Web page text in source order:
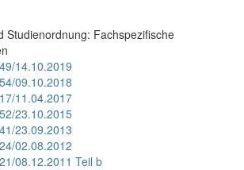
Studienordnung: Fachspezifische
14.10.2019
09.10.2018
11.04.2017
23.10.2015
23.09.2013
02.08.2012
08.12.2011 Teil b